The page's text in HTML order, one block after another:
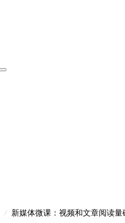
/ 新媒体微课：视频和文章阅读量